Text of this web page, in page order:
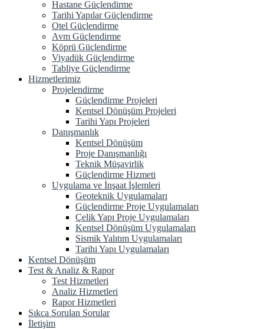
Hastane Güçlendirme
Tarihi Yapılar Güçlendirme
Otel Güçlendirme
Avm Güçlendirme
Köprü Güçlendirme
Viyadük Güçlendirme
Tabliye Güçlendirme
Hizmetlerimiz
Projelendirme
Güçlendirme Projeleri
Kentsel Dönüşüm Projeleri
Tarihi Yapı Projeleri
Danışmanlık
Kentsel Dönüşüm
Proje Danışmanlığı
Teknik Müşavirlik
Güçlendirme Hizmeti
Uygulama ve İnşaat İşlemleri
Geoteknik Uygulamaları
Güçlendirme Proje Uygulamaları
Çelik Yapı Proje Uygulamaları
Kentsel Dönüşüm Uygulamaları
Sismik Yalıtım Uygulamaları
Tarihi Yapı Uygulamaları
Kentsel Dönüşüm
Test & Analiz & Rapor
Test Hizmetleri
Analiz Hizmetleri
Rapor Hizmetleri
Sıkca Sorulan Sorular
İletişim